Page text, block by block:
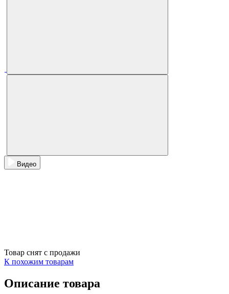
Видео
Товар снят с продажи
К похожим товарам
Описание товара